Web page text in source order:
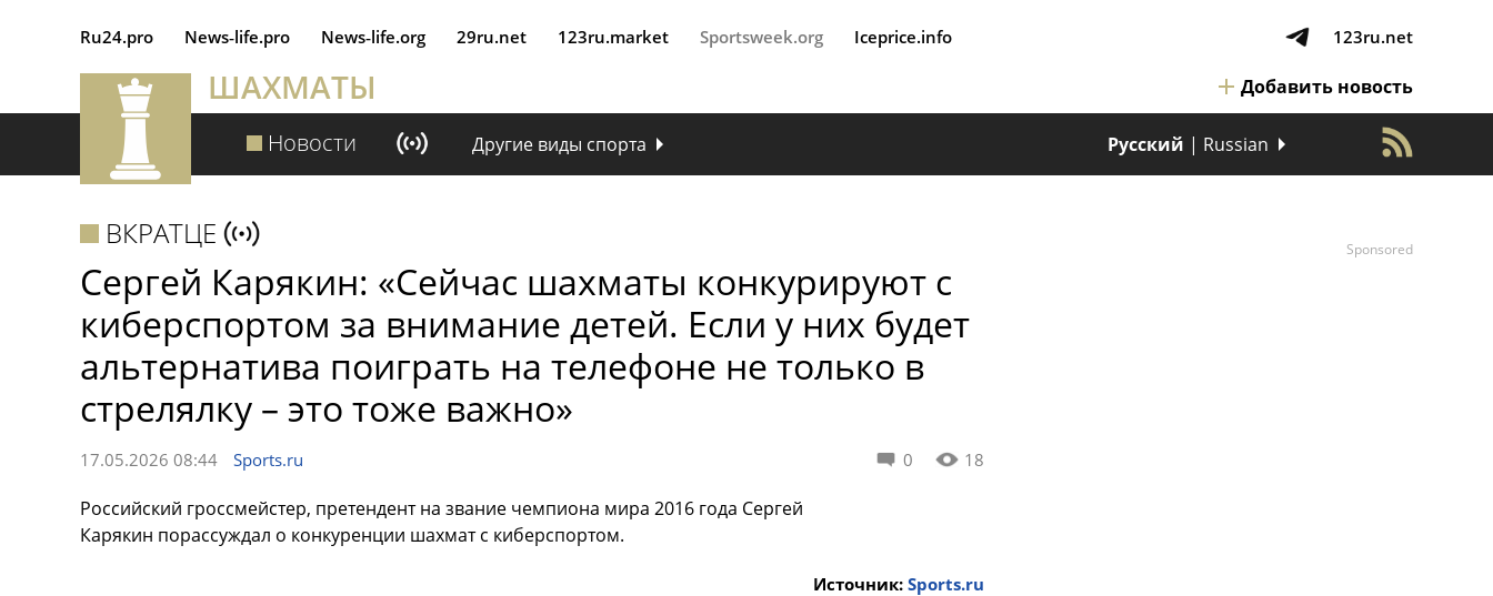
Ru24.pro News‑life.pro News‑life.org 29ru.net 123ru.market Sportsweek.org Iceprice.info 123ru.net
ШАХМАТЫ Добавить новость
Новости Другие виды спорта Русский | Russian
ВКРАТЦЕ
Сергей Карякин: «Сейчас шахматы конкурируют с
киберспортом за внимание детей. Если у них будет
альтернатива поиграть на телефоне не только в
стрелялку – это тоже важно»
0 18
17.05.2026 08:44 Sports.ru
Российский гроссмейстер, претендент на звание чемпиона мира 2016 года Сергей
Карякин порассуждал о конкуренции шахмат с киберспортом.
Источник: Sports.ru
Sponsored